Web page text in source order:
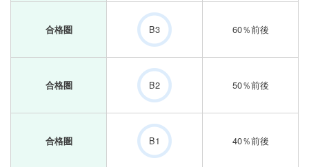
合格圏 B3 60％前後
合格圏 B2 50％前後
合格圏 B1 40％前後